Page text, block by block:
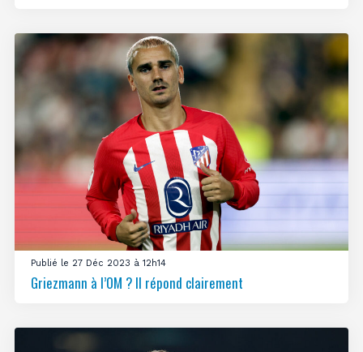
Publié le 27 Déc 2023 à 12h14
Griezmann à l’OM ? Il répond clairement